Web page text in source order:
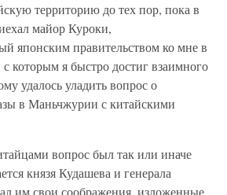
территорию до тех пор, пока в
майор Куроки,
японским правительством ко мне в
с которым я быстро достиг взаимного
удалось уладить вопрос о
в Маньчжурии с китайскими
вопрос был так или иначе
князя Кудашева и генерала
им свои соображения, изложенные